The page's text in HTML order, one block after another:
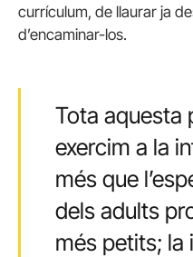
currículum, de llaurar ja
d’encaminar-los.
Tota aquesta
exercim a la
més que
dels adults
més petits; la